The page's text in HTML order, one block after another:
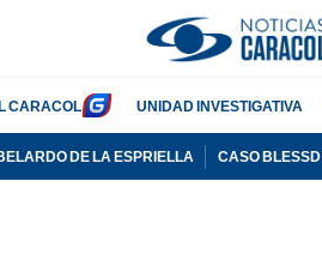
CARACOL UNIDAD INVESTIGATIVA
DE LA ESPRIELLA CASO BLESSD